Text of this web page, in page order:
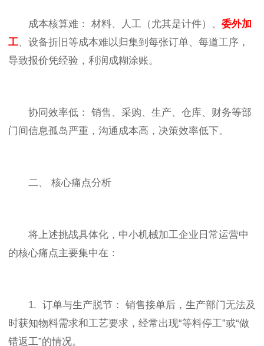
成本核算难： 材料、人工（尤其是计件）、 委外加
工、设备折旧等成本难以归集到每张订单、每道工序，
导致报价凭经验，利润成糊涂账。
协同效率低： 销售、采购、生产、仓库、财务等部
门间信息孤岛严重，沟通成本高，决策效率低下。
二、 核心痛点分析
将上述挑战具体化，中小机械加工企业日常运营中
的核心痛点主要集中在：
1. 订单与生产脱节： 销售接单后，生产部门无法及
时获知物料需求和工艺要求，经常出现“等料停工”或“做
错返工”的情况。